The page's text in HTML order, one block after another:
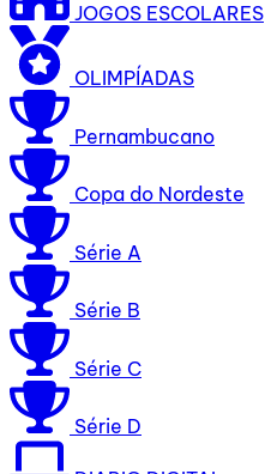
JOGOS ESCOLARES
OLIMPÍADAS
Pernambucano
Copa do Nordeste
Série A
Série B
Série C
Série D